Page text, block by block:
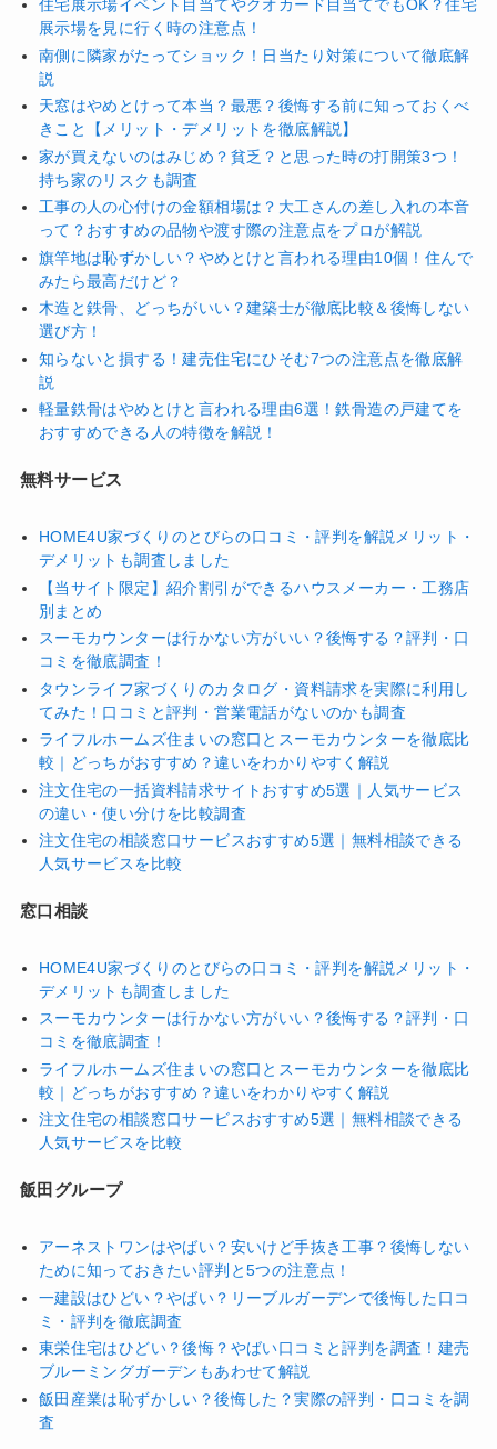
住宅展示場イベント目当てやクオカード目当てでもOK？住宅
展示場を見に行く時の注意点！
南側に隣家がたってショック！日当たり対策について徹底解
説
天窓はやめとけって本当？最悪？後悔する前に知っておくべ
きこと【メリット・デメリットを徹底解説】
家が買えないのはみじめ？貧乏？と思った時の打開策3つ！
持ち家のリスクも調査
工事の人の心付けの金額相場は？大工さんの差し入れの本音
って？おすすめの品物や渡す際の注意点をプロが解説
旗竿地は恥ずかしい？やめとけと言われる理由10個！住んで
みたら最高だけど？
木造と鉄骨、どっちがいい？建築士が徹底比較＆後悔しない
選び方！
知らないと損する！建売住宅にひそむ7つの注意点を徹底解
説
軽量鉄骨はやめとけと言われる理由6選！鉄骨造の戸建てを
おすすめできる人の特徴を解説！
無料サービス
HOME4U家づくりのとびらの口コミ・評判を解説メリット・
デメリットも調査しました
【当サイト限定】紹介割引ができるハウスメーカー・工務店
別まとめ
スーモカウンターは行かない方がいい？後悔する？評判・口
コミを徹底調査！
タウンライフ家づくりのカタログ・資料請求を実際に利用し
てみた！口コミと評判・営業電話がないのかも調査
ライフルホームズ住まいの窓口とスーモカウンターを徹底比
較｜どっちがおすすめ？違いをわかりやすく解説
注文住宅の一括資料請求サイトおすすめ5選｜人気サービス
の違い・使い分けを比較調査
注文住宅の相談窓口サービスおすすめ5選｜無料相談できる
人気サービスを比較
窓口相談
HOME4U家づくりのとびらの口コミ・評判を解説メリット・
デメリットも調査しました
スーモカウンターは行かない方がいい？後悔する？評判・口
コミを徹底調査！
ライフルホームズ住まいの窓口とスーモカウンターを徹底比
較｜どっちがおすすめ？違いをわかりやすく解説
注文住宅の相談窓口サービスおすすめ5選｜無料相談できる
人気サービスを比較
飯田グループ
アーネストワンはやばい？安いけど手抜き工事？後悔しない
ために知っておきたい評判と5つの注意点！
一建設はひどい？やばい？リーブルガーデンで後悔した口コ
ミ・評判を徹底調査
東栄住宅はひどい？後悔？やばい口コミと評判を調査！建売
ブルーミングガーデンもあわせて解説
飯田産業は恥ずかしい？後悔した？実際の評判・口コミを調
査